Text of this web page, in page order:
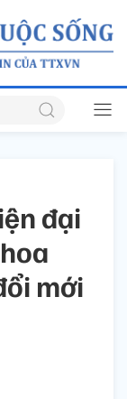
đại
mới